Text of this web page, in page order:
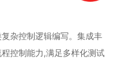
杂控制逻辑编写。集成丰
控制能力,满足多样化测试